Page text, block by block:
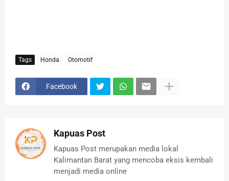
Tags Honda Otomotif
Facebook
Kapuas Post
Kapuas Post merupakan media lokal
Kalimantan Barat yang mencoba eksis kembali
menjadi media online